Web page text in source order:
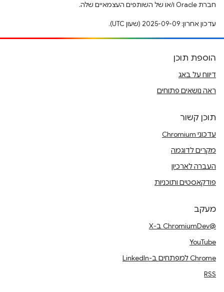
חברת Oracle ו/או של השותפים העצמאיים שלה.
עדכון אחרון: 2025-09-09 (שעון UTC).
הוספת תוכן
דיווח על באג
ראה נושאים פתוחים
תוכן קשור
עדכוני Chromium
מקרים לדוגמה
העברה לארכיון
פודקאסטים ותוכניות
מעקב
@ChromiumDev ב-X
YouTube
Chrome למפתחים ב-LinkedIn
RSS